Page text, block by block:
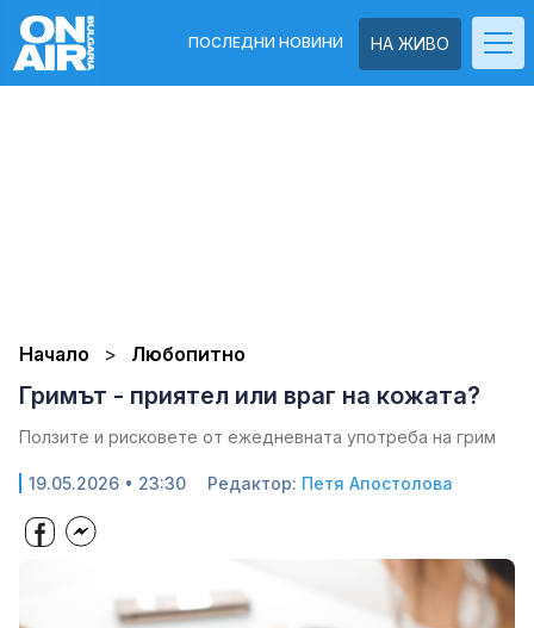
НА ЖИВО
ПОСЛЕДНИ НОВИНИ
Начало Любопитно
Гримът - приятел или враг на кожата?
Ползите и рисковете от ежедневната употреба на грим
19.05.2026 • 23:30 Редактор: Петя Апостолова